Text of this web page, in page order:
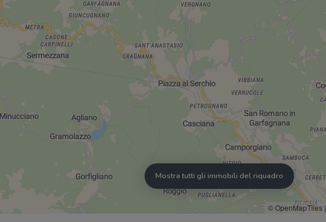
© OpenMapTiles|
Mostra tutti gli immobili del riquadro